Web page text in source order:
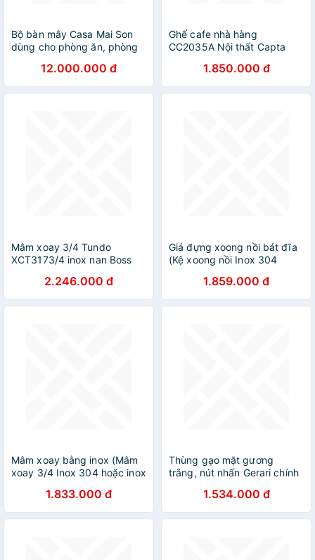
Bộ bàn mây Casa Mai Son
dùng cho phòng ăn, phòng
homstay.....12.000.000 đ
Ghế cafe nhà hàng
CC2035A Nội thất Capta
xám tựa lưng tròn oval
khung nhôm sơn tĩnh điện
1.850.000 đ
Mâm xoay 3/4 Tundo
XCT3173/4 inox nan Boss
2.246.000 đ
Giá đựng xoong nồi bát đĩa
(Kệ xoong nồi Inox 304
thùng/cánh)1.859.000 đ
Mâm xoay bằng inox (Mâm
xoay 3/4 Inox 304 hoặc inox
1.833.000 đ
Thùng gạo mặt gương
trắng, nút nhấn Gerari chính
1.534.000 đ